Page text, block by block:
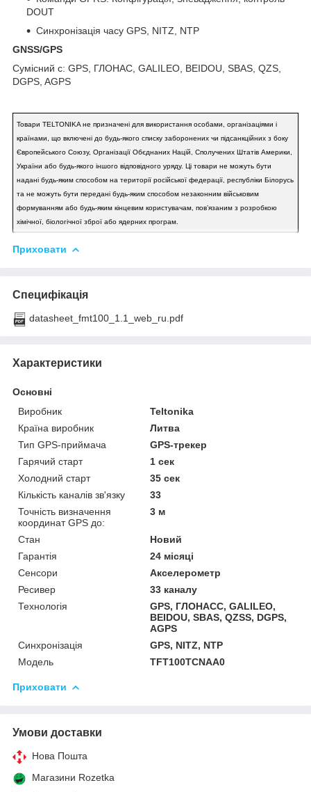
DOUT
Синхронізація часу GPS, NITZ, NTP
GNSS/GPS
Сумісний c: GPS, ГЛОНАС, GALILEO, BEIDOU, SBAS, QZS,
DGPS, AGPS
Товари TELTONIKA не призначені для використання особами, організаціями і
країнами, що включені до будь-якого списку заборонених чи підсанкційних з боку
Європейського Союзу, Організації Обєднаних Націй, Сполучених Штатів Америки,
України або будь-якого іншого відповідного уряду. Ці товари не можуть бути
надані будь-яким способом на території російської федерації, республіки Білорусь
та не можуть бути передані будь-яким способом незаконним військовим
формуванням або будь-яким кінцевим користувачам, повʼязаним з розробкою
хімічної, біологічної зброї або ядерних програм.
Приховати
Специфікація
datasheet_fmt100_1.1_web_ru.pdf
Характеристики
Основні
Виробник
Teltonika
Країна виробник
Литва
Тип GPS-приймача
GPS-трекер
Гарячий старт
1 сек
Холодний старт
35 сек
Кількість каналів зв'язку
33
Точність визначення
координат GPS до:
3 м
Стан
Новий
Гарантія
24 місяці
Сенсори
Акселерометр
Ресивер
33 каналу
Технологія
GPS, ГЛОНАСС, GALILEO,
BEIDOU, SBAS, QZSS, DGPS,
AGPS
Синхронізація
GPS, NITZ, NTP
Модель
TFT100TCNAA0
Приховати
Умови доставки
Нова Пошта
Магазини Rozetka